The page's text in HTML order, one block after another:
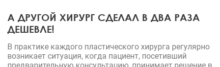
А ДРУГОЙ ХИРУРГ СДЕЛАЛ В ДВА РАЗА
ДЕШЕВЛЕ!
В практике каждого пластического хирурга регулярно
возникает ситуация, когда пациент, посетивший